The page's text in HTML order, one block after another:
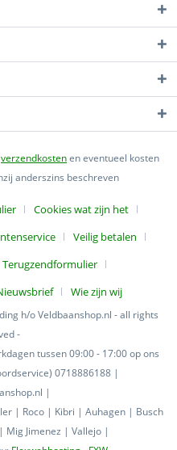
verzendkostenen eventueel kosten
anderszins beschreven
Cookies wat zijn het
Veilig betalen
Terugzendformulier
Wie zijn wij
h/o Veldbaanshop.nl - all rights
-
tussen 09:00 - 17:00 op ons
0718886188 |
|
| Roco | Kibri | Auhagen | Busch
Jimenez | Vallejo |